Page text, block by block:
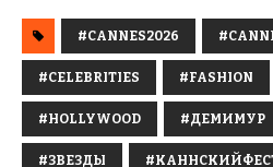
#CANNES2026
#CELEBRITIES #FASHION
#HOLLYWOOD #ДЕМИМУР
#ЗВЕЗДЫ